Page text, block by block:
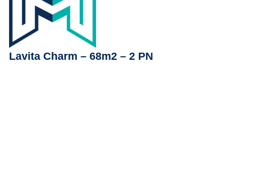
Lavita Charm – 68m2 – 2 PN